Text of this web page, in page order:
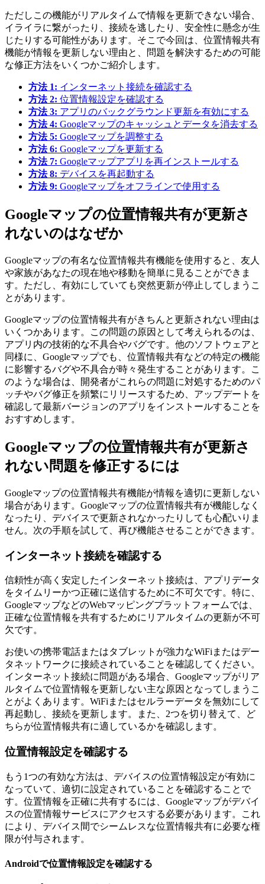
ただしこの機能がリアルタイムで情報を更新できない場合、
イライラに繋がったり、接続を逃したり、安全性に懸念が生
じたりする可能性があります。そこで今回は、位置情報共有
機能が情報を更新しない理由と、問題を解決するための可能
な修正方法をいくつかご紹介します。
方法 1: インターネット接続を確認する
方法 2: 位置情報設定を確認する
方法 3: アプリのバックグラウンド更新を有効にする
方法 4: Googleマップのキャッシュとデータを消去する
方法 5: Googleマップを調整する
方法 6: Googleマップを更新する
方法 7: Googleマップアプリを再インストールする
方法 8: デバイスを再起動する
方法 9: Googleマップをオフラインで使用する
Googleマップの位置情報共有が更新さ
れないのはなぜか
Googleマップの有名な位置情報共有機能を使用すると、友人
や家族があなたの現在地や移動を簡単に見ることができま
す。ただし、有効にしていても突然更新が停止してしまうこ
とがあります。
Googleマップの位置情報共有がきちんと更新されない理由は
いくつかあります。この問題の原因として考えられるのは、
アプリ内の技術的な不具合やバグです。他のソフトウェアと
同様に、Googleマップでも、位置情報共有などの特定の機能
に影響するバグや不具合が時々発生することがあります。こ
のような場合は、開発者がこれらの問題に対処するためのパ
ッチやバグ修正を頻繁にリリースするため、アップデートを
確認して最新バージョンのアプリをインストールすることを
おすすめします。
Googleマップの位置情報共有が更新さ
れない問題を修正するには
Googleマップの位置情報共有機能が情報を適切に更新しない
場合があります。Googleマップの位置情報共有が機能しなく
なったり、デバイスで更新されなかったりしても心配いりま
せん。次の手順を試して、再び機能させることができます。
インターネット接続を確認する
信頼性が高く安定したインターネット接続は、アプリデータ
をタイムリーかつ正確に送信するために不可欠です。特に、
GoogleマップなどのWebマッピングプラットフォームでは、
正確な位置情報を共有するためにリアルタイムの更新が不可
欠です。
お使いの携帯電話またはタブレットが強力なWiFiまたはデー
タネットワークに接続されていることを確認してください。
インターネット接続に問題がある場合、Googleマップがリア
ルタイムで位置情報を更新しない主な原因となってしまうこ
とがよくあります。WiFiまたはセルラーデータを無効にして
再起動し、接続を更新します。また、2つを切り替えて、ど
ちらが位置情報共有に適しているかを確認します。
位置情報設定を確認する
もう1つの有効な方法は、デバイスの位置情報設定が有効に
なっていて、適切に設定されていることを確認することで
す。位置情報を正確に共有するには、Googleマップがデバイ
スの位置情報サービスにアクセスする必要があります。これ
により、デバイス間でシームレスな位置情報共有に必要な権
限が付与されます。
Androidで位置情報設定を確認する